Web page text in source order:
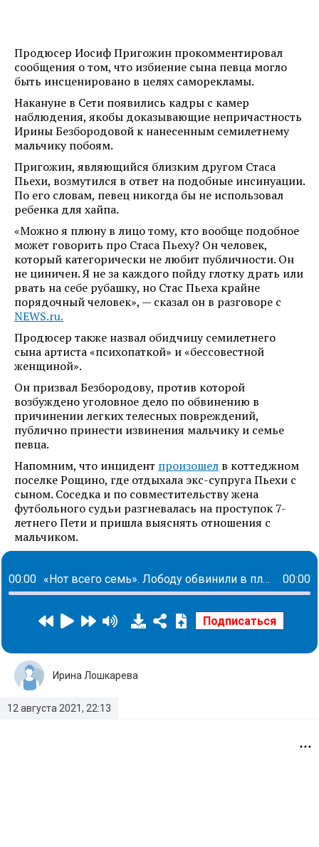
Продюсер Иосиф Пригожин прокомментировал
сообщения о том, что избиение сына певца могло
быть инсценировано в целях саморекламы.
Накануне в Сети появились кадры с камер
наблюдения, якобы доказывающие непричастность
Ирины Безбородовой к нанесенным семилетнему
мальчику побоям.
Пригожин, являющийся близким другом Стаса
Пьехи, возмутился в ответ на подобные инсинуации.
По его словам, певец никогда бы не использовал
ребенка для хайпа.
«Можно я плюну в лицо тому, кто вообще подобное
может говорить про Стаса Пьеху? Он человек,
который категорически не любит публичности. Он
не циничен. Я не за каждого пойду глотку драть или
рвать на себе рубашку, но Стас Пьеха крайне
порядочный человек», — сказал он в разговоре с
NEWS.ru.
Продюсер также назвал обидчицу семилетнего
сына артиста «психопаткой» и «бессовестной
женщиной».
Он призвал Безбородову, против которой
возбуждено уголовное дело по обвинению в
причинении легких телесных повреждений,
публично принести извинения мальчику и семье
певца.
Напомним, что инцидент произошел в коттеджном
поселке Рощино, где отдыхала экс-супруга Пьехи с
сыном. Соседка и по совместительству жена
футбольного судьи разгневалась на проступок 7-
летнего Пети и пришла выяснять отношения с
мальчиком.
00:00 «Нот всего семь». Лободу обвинили в плагиате песни Artik & Asti 00:00
12 августа 2021, 22:13
Ирина Лошкарева